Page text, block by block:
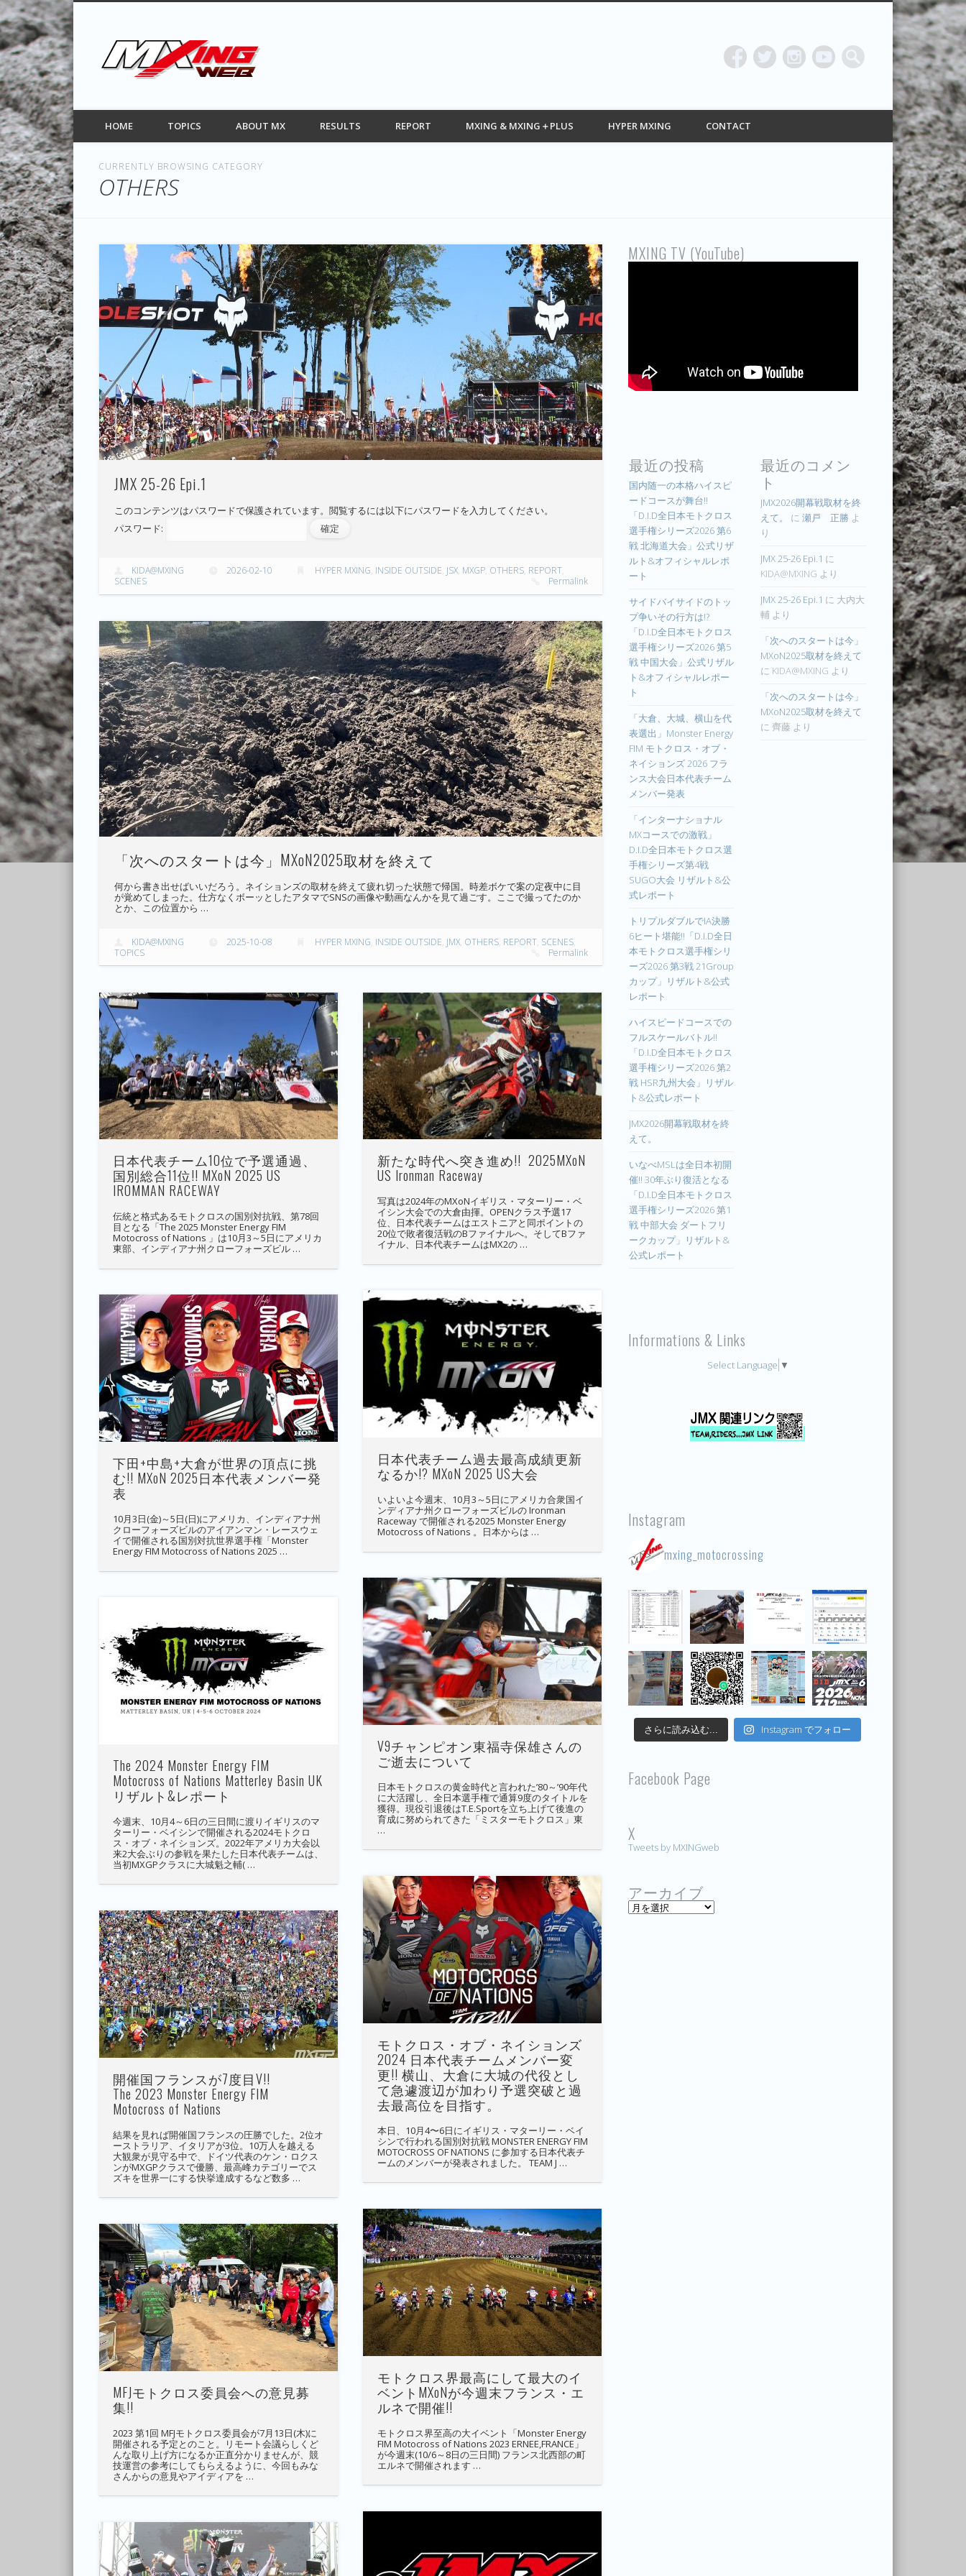
MXING web モトクロス情報 MOTOCROSSING
モトクロス情報サイト
FacebookTwitterPinterest Vimeo
HOME TOPICS ABOUT MX RESULTS REPORT MXING & MXING＋PLUS HYPER MXING CONTACT
CURRENTLY BROWSING CATEGORY
OTHERS
JMX 25-26 Epi.1
このコンテンツはパスワードで保護されています。閲覧するには以下にパスワードを入力してください。
パスワード:
KIDA@MXING 2026-02-10 HYPER MXING, INSIDE OUTSIDE, JSX, MXGP, OTHERS, REPORT,
SCENES
Permalink
「次へのスタートは今」MXoN2025取材を終えて
何から書き出せばいいだろう。ネイションズの取材を終えて疲れ切った状態で帰国。時差ボケで案の定夜中に目
が覚めてしまった。仕方なくボーッとしたアタマでSNSの画像や動画なんかを見て過ごす。ここで撮ってたのか
とか、この位置から …
KIDA@MXING 2025-10-08 HYPER MXING, INSIDE OUTSIDE, JMX, OTHERS, REPORT, SCENES,
TOPICS
Permalink
日本代表チーム10位で予選通過、
国別総合11位!! MXoN 2025 US
IROMMAN RACEWAY
伝統と格式あるモトクロスの国別対抗戦、第78回
目となる「The 2025 Monster Energy FIM
Motocross of Nations 」は10月3～5日にアメリカ
東部、インディアナ州クローフォーズビル …
新たな時代へ突き進め!! 2025MXoN
US Ironman Raceway
写真は2024年のMXoNイギリス・マターリー・ベ
イシン大会での大倉由揮。OPENクラス予選17
位、日本代表チームはエストニアと同ポイントの
20位で敗者復活戦のBファイナルへ。そしてBファ
イナル、日本代表チームはMX2の …
日本代表チーム過去最高成績更新
なるか!? MXoN 2025 US大会
いよいよ今週末、10月3～5日にアメリカ合衆国イ
ンディアナ州クローフォーズビルの Ironman
Raceway で開催される2025 Monster Energy
Motocross of Nations 。日本からは …
下田+中島+大倉が世界の頂点に挑
む!! MXoN 2025日本代表メンバー発
表
10月3日(金)～5日(日)にアメリカ、インディアナ州
クローフォーズビルのアイアンマン・レースウェ
イで開催される国別対抗世界選手権「Monster
Energy FIM Motocross of Nations 2025 …
V9チャンピオン東福寺保雄さんの
ご逝去について
日本モトクロスの黄金時代と言われた’80～’90年代
に大活躍し、全日本選手権で通算9度のタイトルを
獲得。現役引退後はT.E.Sportを立ち上げて後進の
育成に努められてきた「ミスターモトクロス」東
…
The 2024 Monster Energy FIM
Motocross of Nations Matterley Basin UK
リザルト&レポート
今週末、10月4～6日の三日間に渡りイギリスのマ
ターリー・ベイシンで開催される2024モトクロ
ス・オブ・ネイションズ。2022年アメリカ大会以
来2大会ぶりの参戦を果たした日本代表チームは、
当初MXGPクラスに大城魁之輔( …
モトクロス・オブ・ネイションズ
2024 日本代表チームメンバー変
更!! 横山、大倉に大城の代役とし
て急遽渡辺が加わり予選突破と過
去最高位を目指す。
本日、10月4〜6日にイギリス・マターリー・ベイ
シンで行われる国別対抗戦 MONSTER ENERGY FIM
MOTOCROSS OF NATIONS に参加する日本代表チ
ームのメンバーが発表されました。 TEAM J …
開催国フランスが7度目V!!
The 2023 Monster Energy FIM
Motocross of Nations
結果を見れば開催国フランスの圧勝でした。2位オ
ーストラリア、イタリアが3位。10万人を越える
大観衆が見守る中で、ドイツ代表のケン・ロクス
ンがMXGPクラスで優勝、最高峰カテゴリーでス
ズキを世界一にする快挙達成するなど数多 …
モトクロス界最高にして最大のイ
ベントMXoNが今週末フランス・エ
ルネで開催!!
モトクロス界至高の大イベント「Monster Energy
FIM Motocross of Nations 2023 ERNEE,FRANCE」
が今週末(10/6～8日の三日間) フランス北西部の町
エルネで開催されます …
MFJモトクロス委員会への意見募
集!!
2023 第1回 MFJモトクロス委員会が7月13日(木)に
開催される予定とのこと。リモート会議らしくど
んな取り上げ方になるか正直分かりませんが、競
技運営の参考にしてもらえるように、今回もみな
さんからの意見やアイディアを …
MXING TV (YouTube)
最近の投稿
国内随一の本格ハイスピ
ードコースが舞台!!
「D.I.D全日本モトクロス
選手権シリーズ2026 第6
戦 北海道大会」公式リザ
ルト&オフィシャルレポ
ート
サイドバイサイドのトッ
プ争いその行方は!?
「D.I.D全日本モトクロス
選手権シリーズ2026 第5
戦 中国大会」公式リザル
ト&オフィシャルレポー
ト
「大倉、大城、横山を代
表選出」Monster Energy
FIM モトクロス・オブ・
ネイションズ 2026 フラ
ンス大会日本代表チーム
メンバー発表
「インターナショナル
MXコースでの激戦」
D.I.D全日本モトクロス選
手権シリーズ第4戦
SUGO大会 リザルト&公
式レポート
トリプルダブルでIA決勝
6ヒート堪能!!「D.I.D全日
本モトクロス選手権シリ
ーズ2026 第3戦 21Group
カップ」リザルト&公式
レポート
ハイスピードコースでの
フルスケールバトル!!
「D.I.D全日本モトクロス
選手権シリーズ2026 第2
戦 HSR九州大会」リザル
ト&公式レポート
JMX2026開幕戦取材を終
えて。
いなべMSLは全日本初開
催!! 30年ぶり復活となる
「D.I.D全日本モトクロス
選手権シリーズ2026 第1
戦 中部大会 ダートフリ
ークカップ」リザルト&
公式レポート
最近のコメン
ト
JMX2026開幕戦取材を終
えて。
に 瀬戸 正勝 よ
り
JMX 25-26 Epi.1 に
KIDA@MXING より
JMX 25-26 Epi.1 に 大内大
輔 より
「次へのスタートは今」
MXoN2025取材を終えて
に KIDA@MXING より
「次へのスタートは今」
MXoN2025取材を終えて
に 齊藤 より
Informations & Links
Select Language ▼
Instagram
mxing_motocrossing
さらに読み込む... Instagram でフォロー
Facebook Page
X
Tweets by MXINGweb
アーカイブ
ア
ー